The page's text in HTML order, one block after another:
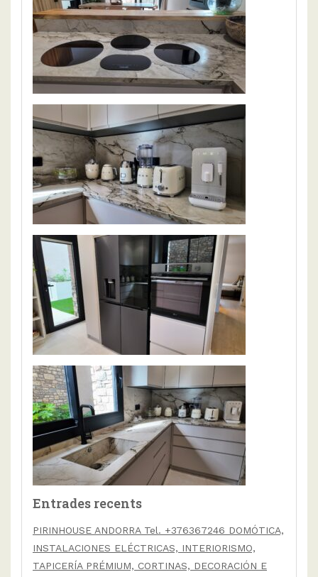
Entrades recents
PIRINHOUSE ANDORRA Tel. +376367246 DOMÓTICA,
INSTALACIONES ELÉCTRICAS, INTERIORISMO,
TAPICERÍA PRÉMIUM, CORTINAS, DECORACIÓN E